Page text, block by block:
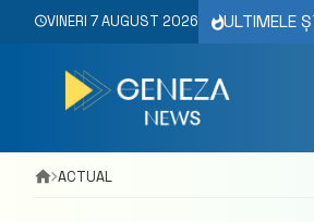
VINERI 7 AUGUST 2026 ULTIMELE
UN SEMNAL PENTRU A CONSULTA
ACTUAL